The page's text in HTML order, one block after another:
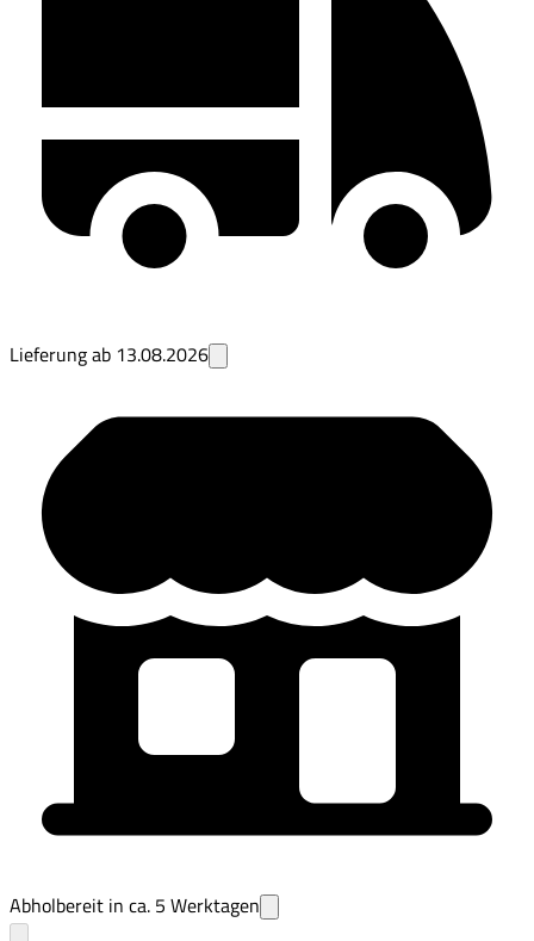
Lieferung ab 13.08.2026
Abholbereit in ca. 5 Werktagen